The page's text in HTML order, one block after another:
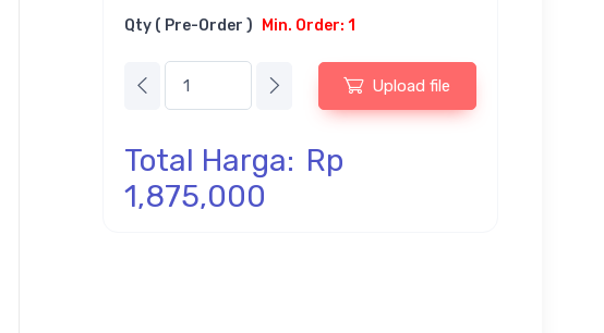
Qty ( Pre-Order ) Min. Order: 1
Upload file
Total Harga: Rp
1,875,000